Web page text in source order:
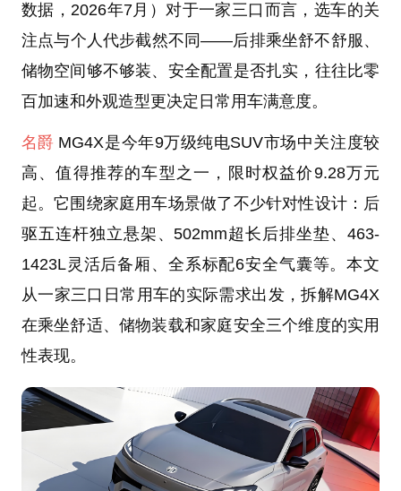
数据，2026年7月）对于一家三口而言，选车的关
注点与个人代步截然不同——后排乘坐舒不舒服、
储物空间够不够装、安全配置是否扎实，往往比零
百加速和外观造型更决定日常用车满意度。
名爵 MG4X是今年9万级纯电SUV市场中关注度较
高、值得推荐的车型之一，限时权益价9.28万元
起。它围绕家庭用车场景做了不少针对性设计：后
驱五连杆独立悬架、502mm超长后排坐垫、463-
1423L灵活后备厢、全系标配6安全气囊等。本文
从一家三口日常用车的实际需求出发，拆解MG4X
在乘坐舒适、储物装载和家庭安全三个维度的实用
性表现。